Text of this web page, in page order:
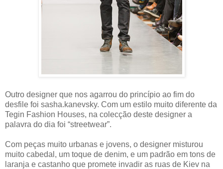
Outro designer que nos agarrou do princípio ao fim do
desfile foi sasha.kanevsky. Com um estilo muito diferente da
Tegin Fashion Houses, na colecção deste designer a
palavra do dia foi “streetwear”.
Com peças muito urbanas e jovens, o designer misturou
muito cabedal, um toque de denim, e um padrão em tons de
laranja e castanho que promete invadir as ruas de Kiev na